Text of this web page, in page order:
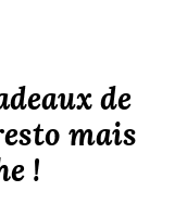
de
mais
!